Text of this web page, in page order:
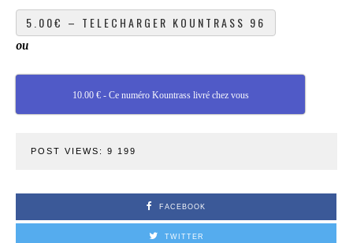
ou
10.00 € - Ce numéro Kountrass livré chez vous
POST VIEWS: 9 199
FACEBOOK
TWITTER